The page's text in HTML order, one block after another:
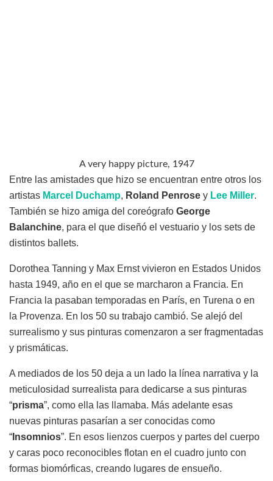
A very happy picture, 1947
Entre las amistades que hizo se encuentran entre otros los
artistas Marcel Duchamp, Roland Penrose y Lee Miller.
También se hizo amiga del coreógrafo George
Balanchine, para el que diseñó el vestuario y los sets de
distintos ballets.
Dorothea Tanning y Max Ernst vivieron en Estados Unidos
hasta 1949, año en el que se marcharon a Francia. En
Francia la pasaban temporadas en París, en Turena o en
la Provenza. En los 50 su trabajo cambió. Se alejó del
surrealismo y sus pinturas comenzaron a ser fragmentadas
y prismáticas.
A mediados de los 50 deja a un lado la línea narrativa y la
meticulosidad surrealista para dedicarse a sus pinturas
“prisma”, como ella las llamaba. Más adelante esas
nuevas pinturas pasarían a ser conocidas como
“ Insomnios”. En esos lienzos cuerpos y partes del cuerpo
y caras poco reconocibles flotan en el cuadro junto con
formas biomórficas, creando lugares de ensueño.